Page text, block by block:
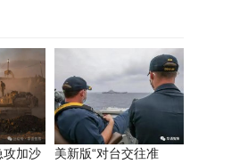
攻加沙
美新版“对台交往准